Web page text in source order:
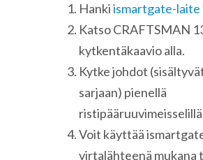
Hankiismartgate-laite
Katso CRAFTSMAN
kytkentäkaavio alla.
Kytke johdot
sarjaan) pienellä
Voit käyttää
virtalähteenä mukana